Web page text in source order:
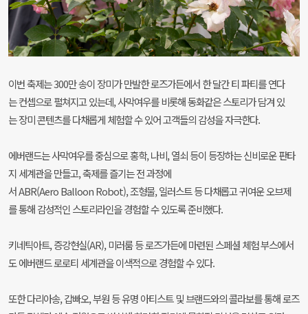
이번 축제는 300만 송이 장미가 만발한 로즈가든에서 한 달간 티 파티를 연다
는 컨셉으로 펼쳐지고 있는데, 사막여우를 비롯해 동화같은 스토리가 담겨 있
는 장미 콘텐츠를 다채롭게 체험할 수 있어 고객들의 감성을 자극한다.
에버랜드는 사막여우를 중심으로 홍학, 나비, 열쇠 등이 등장하는 신비로운 판타
지 세계관을 만들고, 축제를 즐기는 전 과정에
서 ABR(Aero Balloon Robot), 조형물, 일러스트 등 다채롭고 귀여운 오브제
를 통해 감성적인 스토리라인을 경험할 수 있도록 준비했다.
키네틱아트, 증강현실(AR), 미러룸 등 로즈가든에 마련된 스페셜 체험 부스에서
도 에버랜드 로로티 세계관을 이색적으로 경험할 수 있다.
또한 다리아송, 갑빠오, 부원 등 유명 아티스트 및 브랜드와의 콜라보를 통해 로즈